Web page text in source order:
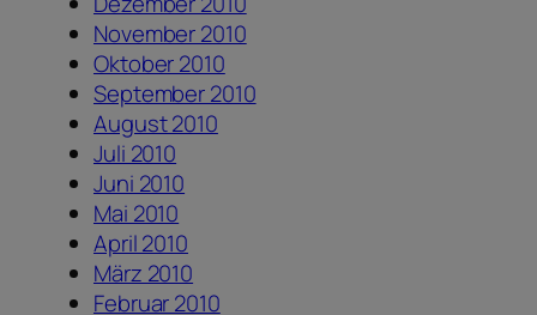
November 2010
Oktober 2010
September 2010
August 2010
Juli 2010
Juni 2010
Mai 2010
April 2010
März 2010
Februar 2010